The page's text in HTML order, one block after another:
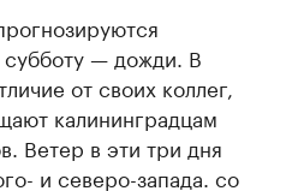
— дожди. В
от своих коллег,
калининградцам
Ветер в эти три дня
и северо-запада. со